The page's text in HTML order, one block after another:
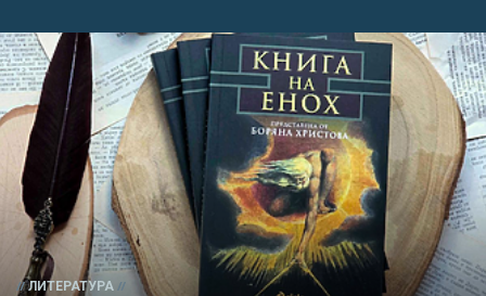
ЛИТЕРАТУРА